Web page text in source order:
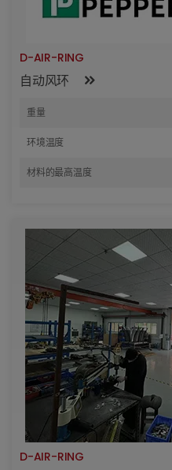
D-AIR-RING
自动风环
重量
环境温度
材料的最高温度
D-AIR-RING